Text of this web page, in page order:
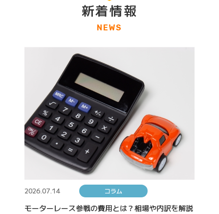
新着情報
NEWS
2026.07.14 コラム
モーターレース参戦の費用とは？相場や内訳を解説